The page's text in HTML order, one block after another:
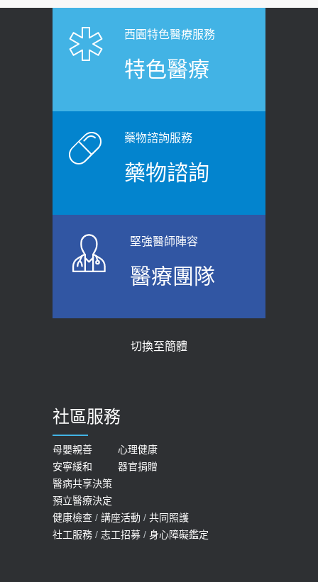
健康肛門痛都是痔瘡?醫談瘍瘍瘻管與肛
裂差異 逾50歲民眾可做1事
原則避免血糖血壓飆高
2026-06-08
上班常待在冷氣房？小心泌尿道感染
醫示警：1病症嚴重恐喪命
2026-05-21
女性必看國健署公費懶人包！這幾項檢
查完全免費 沒做虧大了
2026-05-14
「落枕」不要大力按脖子！ 1招「伸
展運動」預防落枕
老後睡不好、夜間易跌倒
2021-03-05
骨科魏志定主任接受專訪 【年代電視
質密度檢查！醫：注意5重點可逆轉
膝蓋退化有9大部位 骨科醫坦言：不
一定得換人工關節
2019-10-08
20歲迪士尼男星因癲癇猝逝 老人小
孩最好發、醫師點出8大前兆
2019-07-09
西園特色醫療服務
特色醫療
藥物諮詢服務
藥物諮詢
堅強醫師陣容
醫療團隊
切換至簡體
社區服務
母嬰親善
心理健康
安寧緩和
器官捐贈
醫病共享決策
預立醫療決定
健康檢查 / 講座活動 / 共同照護
社工服務 / 志工招募 / 身心障礙鑑定